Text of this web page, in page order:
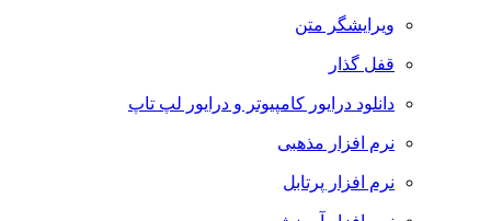
ویرایشگر متن
قفل گذار
دانلود درایور کامپیوتر و درایور لپ تاپ
نرم افزار مذهبی
نرم افزار پرتابل